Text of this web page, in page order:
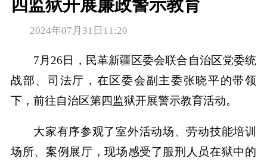
四监狱开展廉政警示教育
2024年07月31日11:20
7月26日，民革新疆区委会联合自治区党委统
战部、司法厅，在区委会副主委张晓平的带领
下，前往自治区第四监狱开展警示教育活动。
大家有序参观了室外活动场、劳动技能培训
场所、案例展厅，现场感受了服刑人员在狱中的